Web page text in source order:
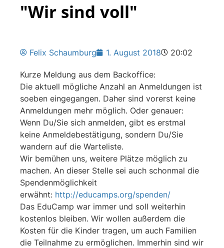
"Wir sind voll"
Felix Schaumburg 1. August 2018 20:02
Kurze Meldung aus dem Backoffice:
Die aktuell mögliche Anzahl an Anmeldungen ist
soeben eingegangen. Daher sind vorerst keine
Anmeldungen mehr möglich. Oder genauer:
Wenn Du/Sie sich anmelden, gibt es erstmal
keine Anmeldebestätigung, sondern Du/Sie
wandern auf die Warteliste.
Wir bemühen uns, weitere Plätze möglich zu
machen. An dieser Stelle sei auch schonmal die
Spendenmöglichkeit
erwähnt: http://educamps.org/spenden/
Das EduCamp war immer und soll weiterhin
kostenlos bleiben. Wir wollen außerdem die
Kosten für die Kinder tragen, um auch Familien
die Teilnahme zu ermöglichen. Immerhin sind wir